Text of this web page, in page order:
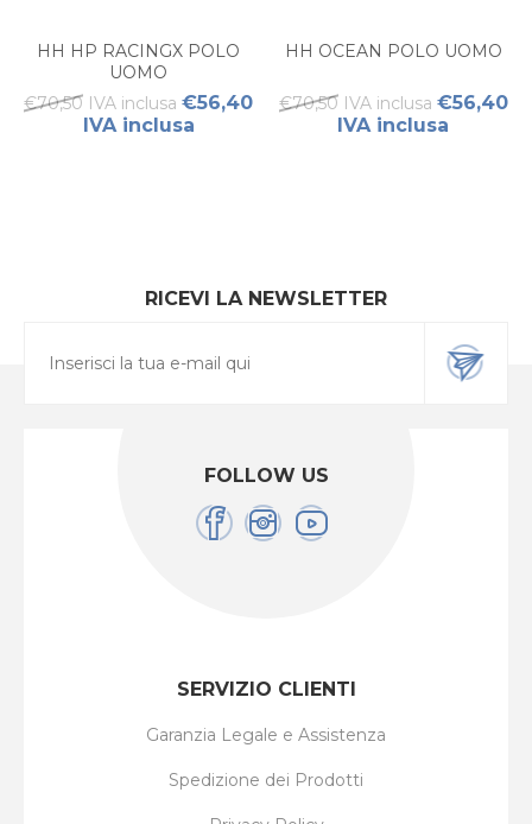
HH HP RACINGX POLO
UOMO
€70,50 IVA inclusa €56,40
IVA inclusa
HH OCEAN POLO UOMO
€70,50 IVA inclusa €56,40
IVA inclusa
RICEVI LA NEWSLETTER
FOLLOW US
SERVIZIO CLIENTI
Garanzia Legale e Assistenza
Spedizione dei Prodotti